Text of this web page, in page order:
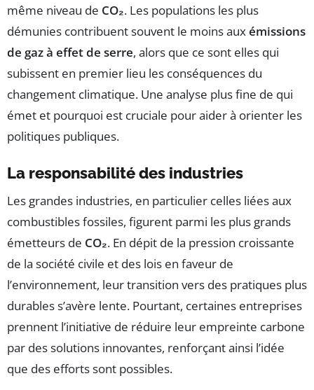
même niveau de CO₂. Les populations les plus
démunies contribuent souvent le moins auxémissions
de gaz à effet de serre, alors que ce sont elles qui
subissent en premier lieu les conséquences du
changement climatique. Une analyse plus fine de qui
émet et pourquoi est cruciale pour aider à orienter les
politiques publiques.
La responsabilité des industries
Les grandes industries, en particulier celles liées aux
combustibles fossiles, figurent parmi les plus grands
émetteurs de CO₂. En dépit de la pression croissante
de la société civile et des lois en faveur de
l’environnement, leur transition vers des pratiques plus
durables s’avère lente. Pourtant, certaines entreprises
prennent l’initiative de réduire leur empreinte carbone
par des solutions innovantes, renforçant ainsi l’idée
que des efforts sont possibles.